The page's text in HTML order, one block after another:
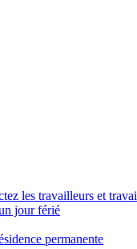
les travailleurs et
jour férié
permanente